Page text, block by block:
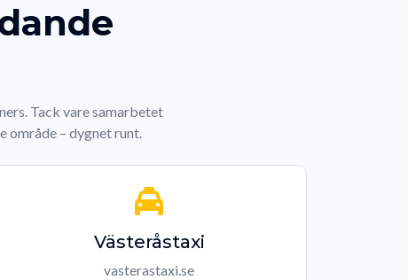
Tack vare samarbetet
område – dygnet runt.
Västeråstaxi
vasterastaxi.se